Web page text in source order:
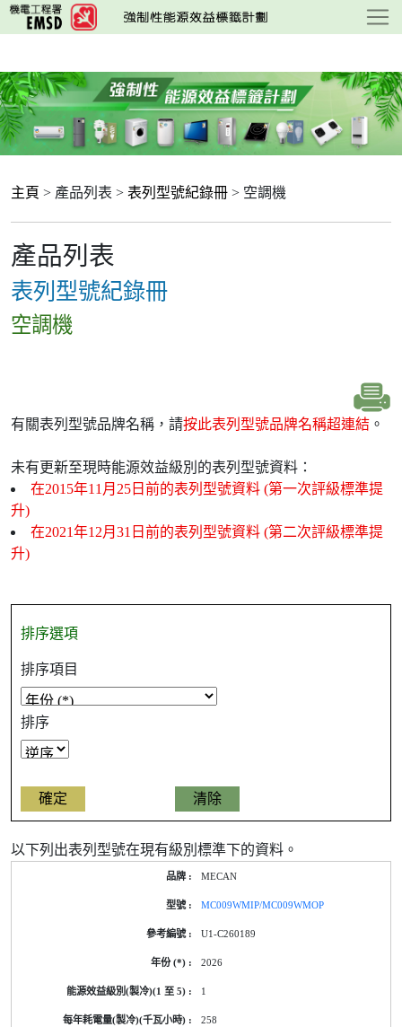
跳
至
要
內
容
主頁 > 產品列表 > 表列型號紀錄冊 > 空調機
產品列表
表列型號紀錄冊
空調機
有關表列型號品牌名稱，請按此表列型號品牌名稱超連結 。
未有更新至現時能源效益級別的表列型號資料：
在2015年11月25日前的表列型號資料 (第一次評級標準提
升)
在2021年12月31日前的表列型號資料 (第二次評級標準提
升)
排序選項
排序項目
排序
以下列出表列型號在現有級別標準下的資料。
MECAN
MC009WMIP/MC009WMOP
U1-C260189
2026
1
258